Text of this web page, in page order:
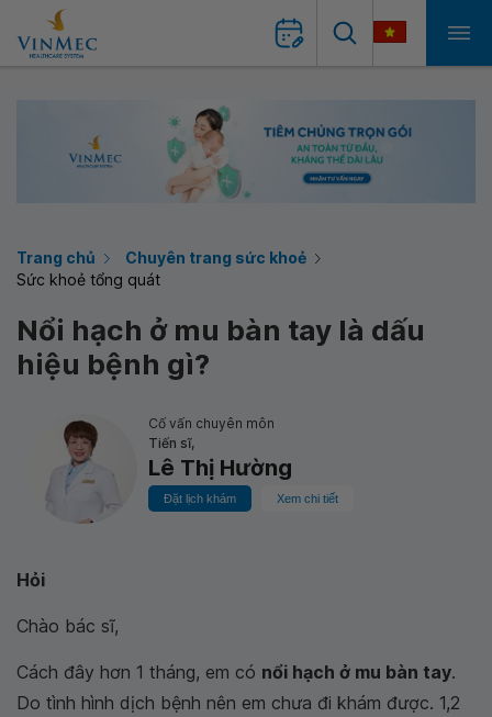
Trang chủ
Chuyên trang sức khoẻ
Sức khoẻ tổng quát
Nổi hạch ở mu bàn tay là dấu
hiệu bệnh gì?
Cố vấn chuyên môn
Tiến sĩ,
Lê Thị Hường
Đặt lịch khám Xem chi tiết
Hỏi
Chào bác sĩ,
Cách đây hơn 1 tháng, em có nổi hạch ở mu bàn tay.
Do tình hình dịch bệnh nên em chưa đi khám được. 1,2